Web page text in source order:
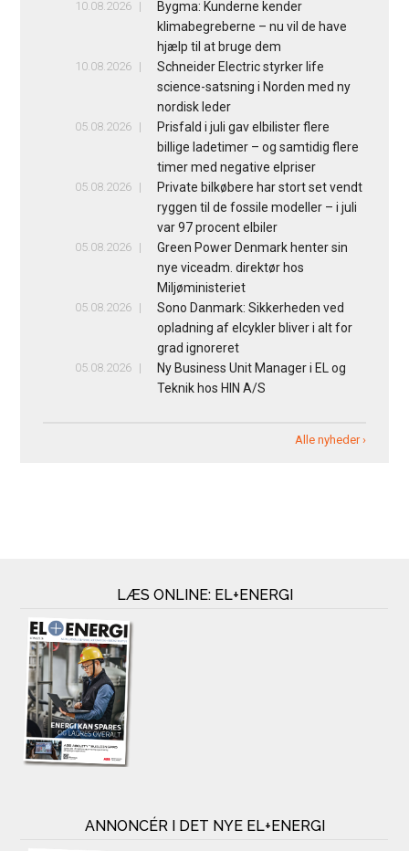
10.08.2026
Bygma: Kunderne kender
klimabegreberne – nu vil de have
hjælp til at bruge dem
10.08.2026
Schneider Electric styrker life
science-satsning i Norden med ny
nordisk leder
05.08.2026
Prisfald i juli gav elbilister flere
billige ladetimer – og samtidig flere
timer med negative elpriser
05.08.2026
Private bilkøbere har stort set vendt
ryggen til de fossile modeller – i juli
var 97 procent elbiler
05.08.2026
Green Power Denmark henter sin
nye viceadm. direktør hos
Miljøministeriet
05.08.2026
Sono Danmark: Sikkerheden ved
opladning af elcykler bliver i alt for
grad ignoreret
05.08.2026
Ny Business Unit Manager i EL og
Teknik hos HIN A/S
Alle nyheder ›
LÆS ONLINE: EL+ENERGI
ANNONCÉR I DET NYE EL+ENERGI